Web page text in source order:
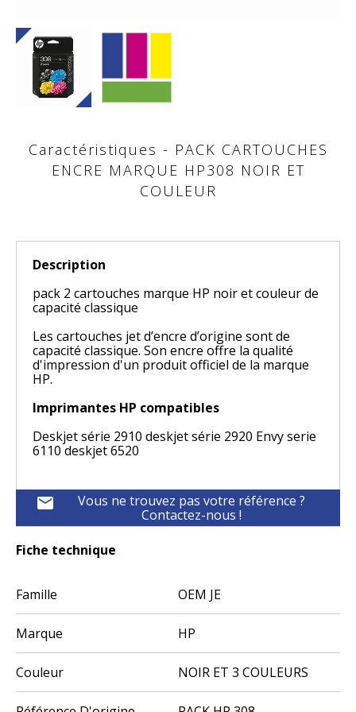
Caractéristiques - PACK CARTOUCHES
ENCRE MARQUE HP308 NOIR ET
COULEUR
Description
pack 2 cartouches marque HP noir et couleur de
capacité classique
Les cartouches jet d’encre d’origine sont de
capacité classique. Son encre offre la qualité
d'impression d'un produit officiel de la marque
HP.
Imprimantes HP compatibles
Deskjet série 2910 deskjet série 2920 Envy serie
6110 deskjet 6520
mail
Vous ne trouvez pas votre référence ?
Contactez-nous !
Fiche technique
Famille OEM JE
Marque HP
Couleur NOIR ET 3 COULEURS